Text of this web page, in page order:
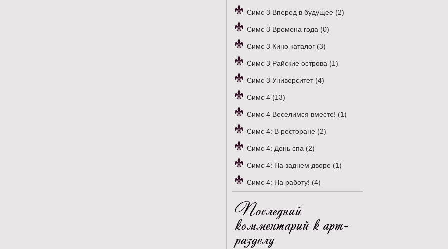
Симс 3 Вперед в будущее (2)
Симс 3 Времена года (0)
Симс 3 Кино каталог (3)
Симс 3 Райские острова (1)
Симс 3 Университет (4)
Симс 4 (13)
Симс 4 Веселимся вместе! (1)
Симс 4: В ресторане (2)
Симс 4: День спа (2)
Симс 4: На заднем дворе (1)
Симс 4: На работу! (4)
Последний
комментарий к арт-
разделу